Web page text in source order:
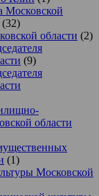
Московской
(32)
области (2)
(9)
области
(1)
Московской